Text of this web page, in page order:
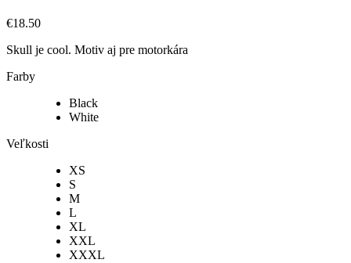
€18.50
Skull je cool. Motiv aj pre motorkára
Farby
Black
White
Veľkosti
XS
S
M
L
XL
XXL
XXXL